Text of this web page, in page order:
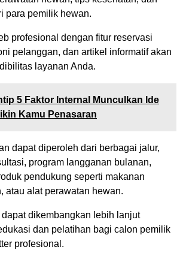
para pemilik hewan.
profesional dengan fitur reservasi
pelanggan, dan artikel informatif akan
layanan Anda.
5 Faktor Internal Munculkan Ide
Kamu Penasaran
dapat diperoleh dari berbagai jalur,
program langganan bulanan,
pendukung seperti makanan
atau alat perawatan hewan.
dikembangkan lebih lanjut
dan pelatihan bagi calon pemilik
profesional.